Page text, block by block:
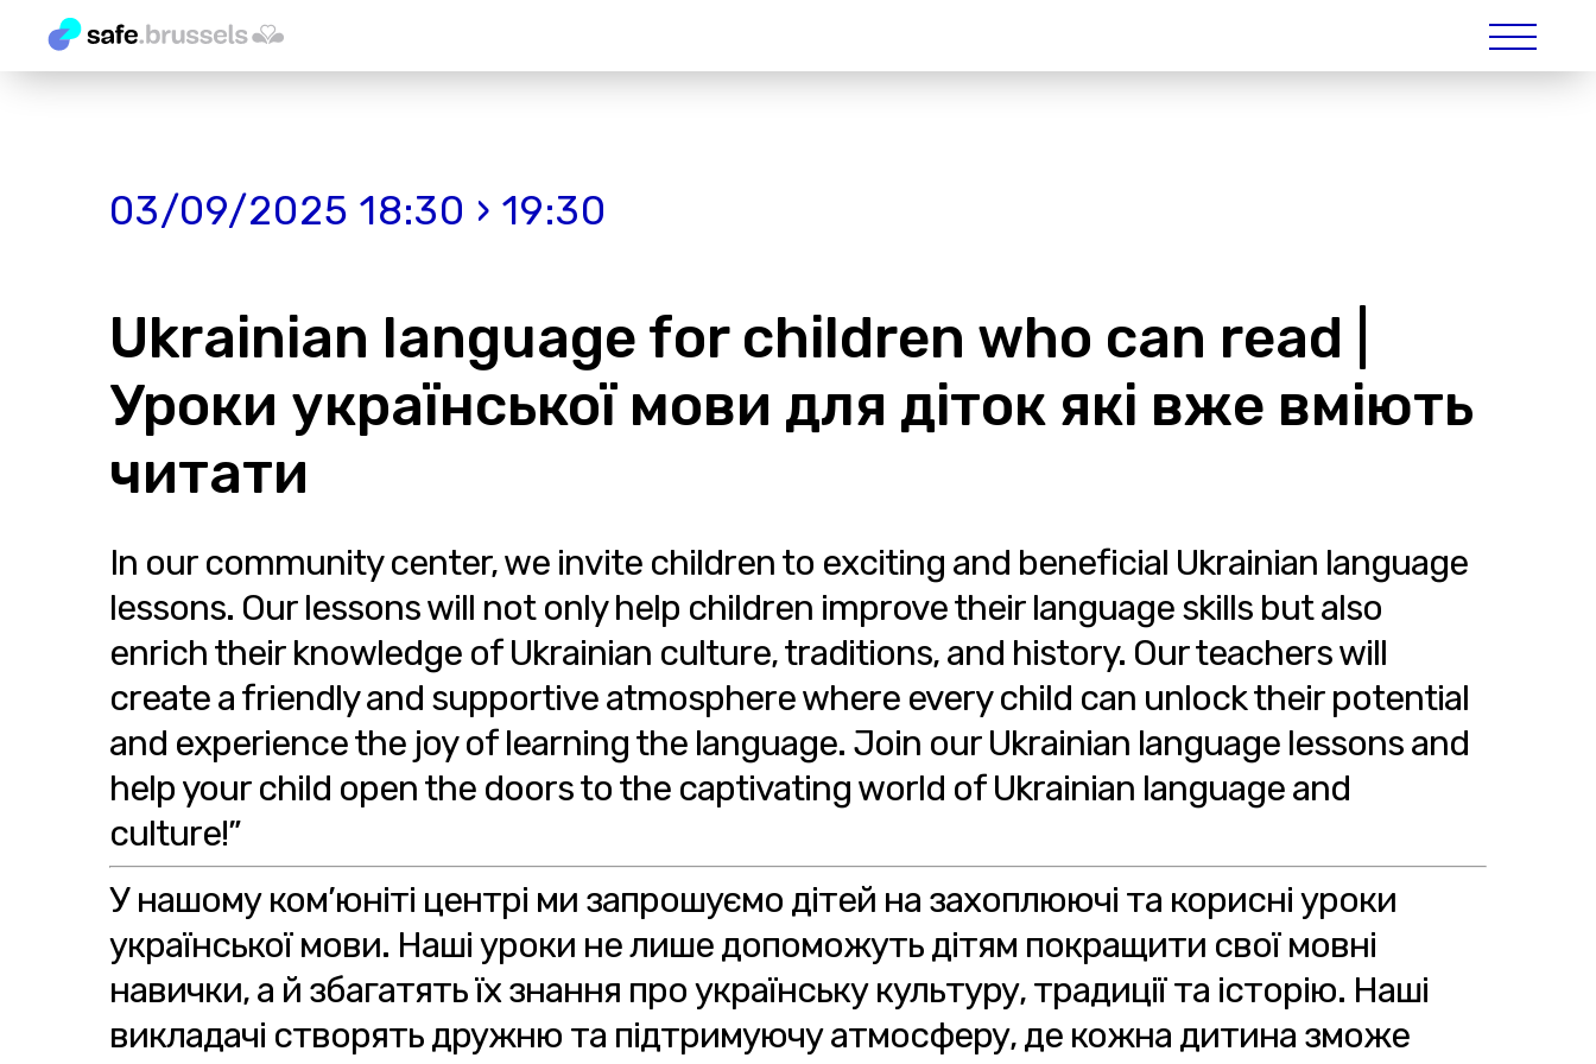
03/09/2025 18:30 › 19:30
Ukrainian language for children who can read |
Уроки української мови для діток які вже вміють
читати
In our community center, we invite children to exciting and beneficial Ukrainian language
lessons. Our lessons will not only help children improve their language skills but also
enrich their knowledge of Ukrainian culture, traditions, and history. Our teachers will
create a friendly and supportive atmosphere where every child can unlock their potential
and experience the joy of learning the language. Join our Ukrainian language lessons and
help your child open the doors to the captivating world of Ukrainian language and
culture!”
У нашому ком’юніті центрі ми запрошуємо дітей на захоплюючі та корисні уроки
української мови. Наші уроки не лише допоможуть дітям покращити свої мовні
навички, а й збагатять їх знання про українську культуру, традиції та історію. Наші
викладачі створять дружню та підтримуючу атмосферу, де кожна дитина зможе